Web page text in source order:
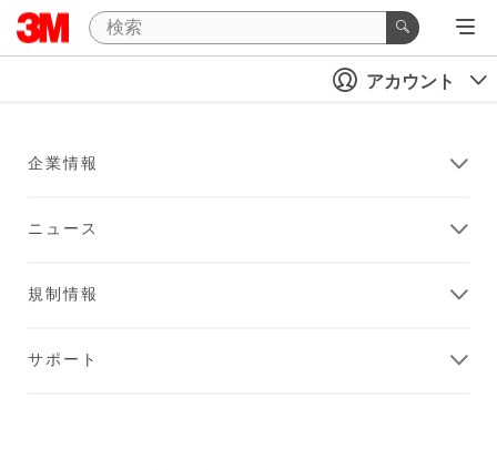
アカウント
企業情報
ニュース
規制情報
サポート